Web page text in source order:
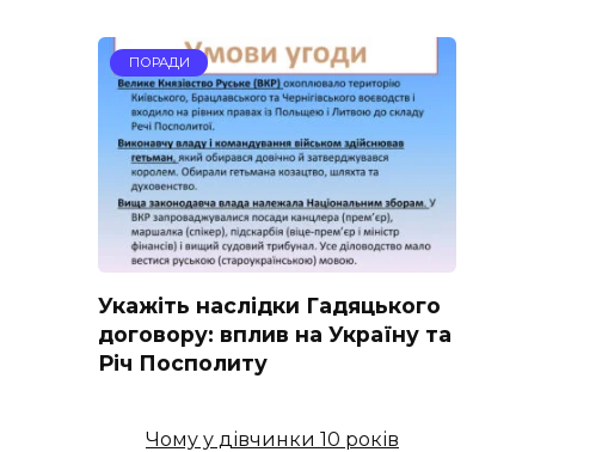
ПОРАДИ
Укажіть наслідки Гадяцького
договору: вплив на Україну та
Річ Посполиту
Чому у дівчинки 10 років